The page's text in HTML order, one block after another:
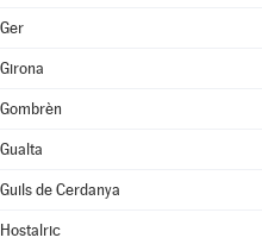
Ger
Girona
Gombrèn
Gualta
Guils de Cerdanya
Hostalric